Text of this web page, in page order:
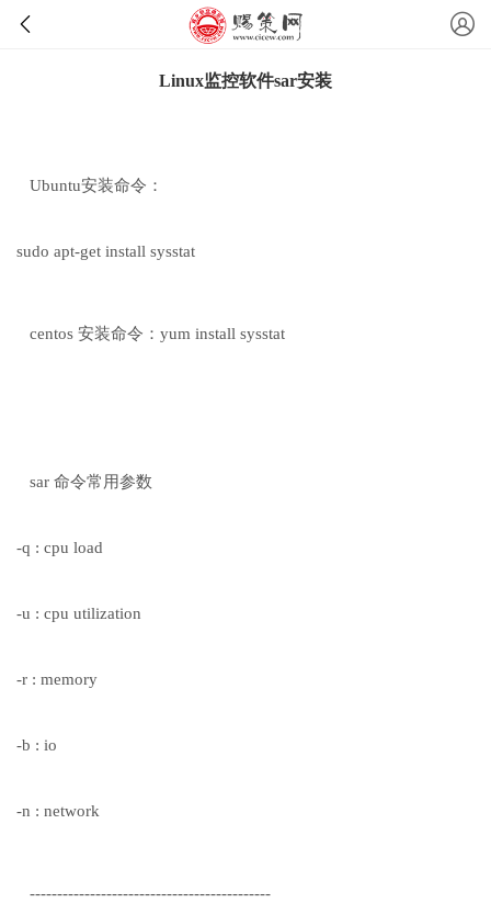
Linux监控软件sar安装
Ubuntu安装命令：
sudo apt-get install sysstat
centos 安装命令：yum install sysstat
sar 命令常用参数
-q : cpu load
-u : cpu utilization
-r : memory
-b : io
-n : network
--------------------------------------------